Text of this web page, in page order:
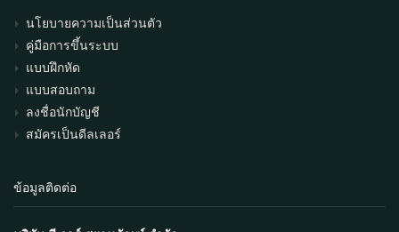
นโยบายความเป็นส่วนตัว
คู่มือการขึ้นระบบ
แบบฝึกหัด
แบบสอบถาม
ลงชื่อนักบัญชี
สมัครเป็นดีลเลอร์
ข้อมูลติดต่อ